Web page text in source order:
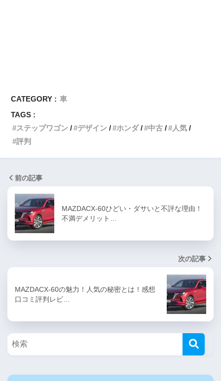
CATEGORY : 車
TAGS :
ステップワゴン
デザイン ホンダ 中古
人気
評判
前の記事
MAZDACX-60ひどい・ダサいと不評な理由！
不満デメリット…
次の記事
MAZDACX-60の魅力！人気の秘密とは！感想
口コミ評判レビ…